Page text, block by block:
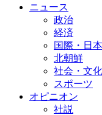
ニュース
政治
経済
国際・日本
北朝鮮
社会・文化
スポーツ
オピニオン
社説